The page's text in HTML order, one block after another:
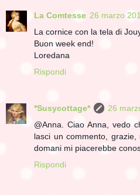
La Comtesse 26 marzo
La cornice con la tela di
Buon week end!
Loredana
Rispondi
*Susycottage*
26
@Anna. Ciao Anna, vedo
lasci un commento,
domani mi piacerebbe
Rispondi